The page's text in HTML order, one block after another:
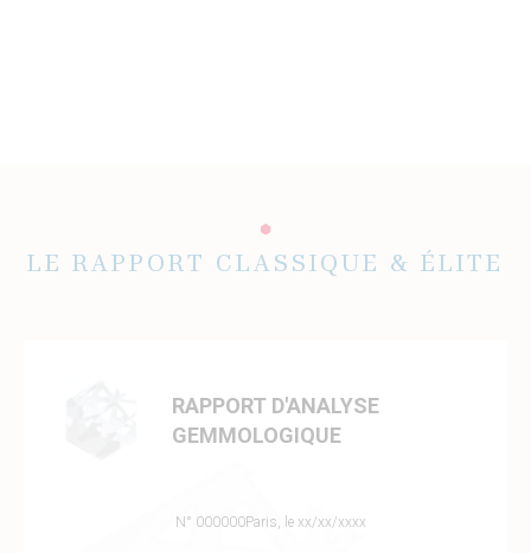
LE RAPPORT CLASSIQUE & ÉLITE
RAPPORT D'ANALYSE
GEMMOLOGIQUE
N° 000000Paris, le xx/xx/xxxx